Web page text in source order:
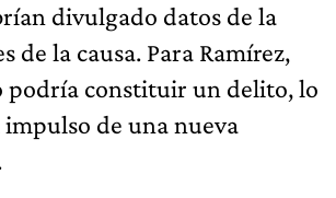
divulgado datos de la
de la causa. Para Ramírez,
podría constituir un delito, lo
de una nueva